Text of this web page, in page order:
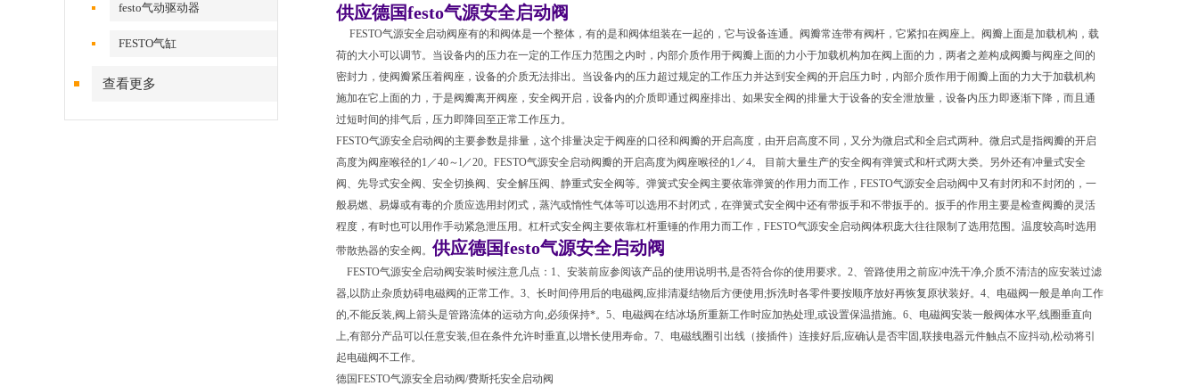
festo气动驱动器
FESTO气缸
查看更多
供应德国festo气源安全启动阀
FESTO气源安全启动阀座有的和阀体是一个整体，有的是和阀体组装在一起的，它与设备连通。阀瓣常连带有阀杆，它紧扣在阀座上。阀瓣上面是加载机构，载
荷的大小可以调节。当设备内的压力在一定的工作压力范围之内时，内部介质作用于阀瓣上面的力小于加载机构加在阀上面的力，两者之差构成阀瓣与阀座之间的
密封力，使阀瓣紧压着阀座，设备的介质无法排出。当设备内的压力超过规定的工作压力并达到安全阀的开启压力时，内部介质作用于闹瓣上面的力大于加载机构
施加在它上面的力，于是阀瓣离开阀座，安全阀开启，设备内的介质即通过阀座排出、如果安全阀的排量大于设备的安全泄放量，设备内压力即逐渐下降，而且通
过短时间的排气后，压力即降回至正常工作压力。
FESTO气源安全启动阀的主要参数是排量，这个排量决定于阀座的口径和阀瓣的开启高度，由开启高度不同，又分为微启式和全启式两种。微启式是指阀瓣的开启
高度为阀座喉径的1／40～l／20。FESTO气源安全启动阀瓣的开启高度为阀座喉径的1／4。 目前大量生产的安全阀有弹簧式和杆式两大类。另外还有冲量式安全
阀、先导式安全阀、安全切换阀、安全解压阀、静重式安全阀等。弹簧式安全阀主要依靠弹簧的作用力而工作，FESTO气源安全启动阀中又有封闭和不封闭的，一
般易燃、易爆或有毒的介质应选用封闭式，蒸汽或惰性气体等可以选用不封闭式，在弹簧式安全阀中还有带扳手和不带扳手的。扳手的作用主要是检查阀瓣的灵活
程度，有时也可以用作手动紧急泄压用。杠杆式安全阀主要依靠杠杆重锤的作用力而工作，FESTO气源安全启动阀体积庞大往往限制了选用范围。温度较高时选用
带散热器的安全阀。 供应德国festo气源安全启动阀
FESTO气源安全启动阀安装时候注意几点：1、安装前应参阅该产品的使用说明书,是否符合你的使用要求。2、管路使用之前应冲洗干净,介质不清洁的应安装过滤
器,以防止杂质妨碍电磁阀的正常工作。3、长时间停用后的电磁阀,应排清凝结物后方便使用;拆洗时各零件要按顺序放好再恢复原状装好。4、电磁阀一般是单向工作
的,不能反装,阀上箭头是管路流体的运动方向,必须保持*。5、电磁阀在结冰场所重新工作时应加热处理,或设置保温措施。6、电磁阀安装一般阀体水平,线圈垂直向
上,有部分产品可以任意安装,但在条件允许时垂直,以增长使用寿命。7、电磁线圈引出线（接插件）连接好后,应确认是否牢固,联接电器元件触点不应抖动,松动将引
起电磁阀不工作。
德国FESTO气源安全启动阀/费斯托安全启动阀